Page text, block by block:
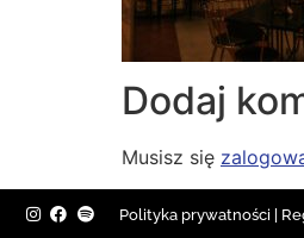
Dodaj
Musisz się
Polityka prywatności